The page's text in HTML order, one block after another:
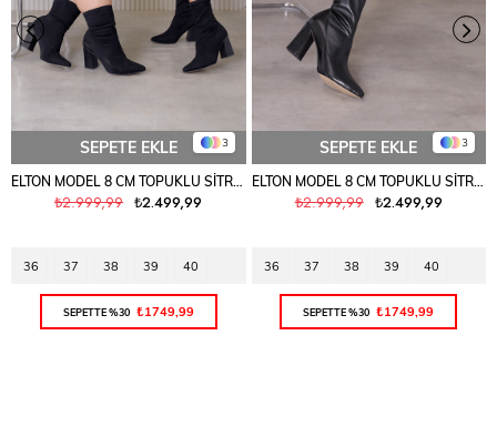
3
SEPETE EKLE
₺2.499,99
₺2.999,99
36 37 38 39 40
SEPETTE %30 ₺1749,99
3
SEPETE EKLE
ELTON MODEL 8 CM TOPUKLU SİTREÇ BOT ÇİZME SIYAH
₺2.499,99
₺2.999,99
36 37 38 39 40
SEPETTE %30 ₺1749,99